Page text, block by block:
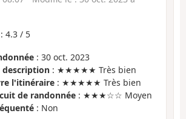
: 4.3 / 5
: 30 oct. 2023
description : ★★★★★ Très bien
l'itinéraire : ★★★★★ Très bien
de randonnée : ★★★☆☆ Moyen
: Non